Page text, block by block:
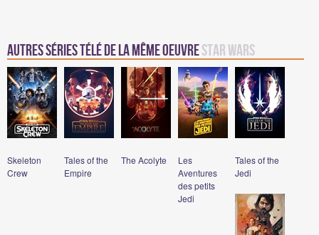
Autres séries télé de la même oeuvreStar Wars
Skeleton
Crew
Tales of the
Empire
The Acolyte
Les
Aventures
des petits
Jedi
Tales of the
Jedi